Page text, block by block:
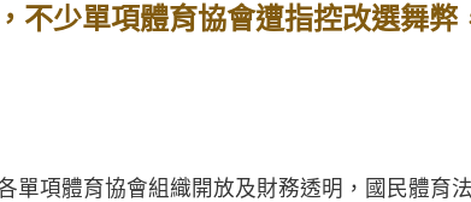
不少單項體育協會遭指控改選舞
單項體育協會組織開放及財務透明，國民體育